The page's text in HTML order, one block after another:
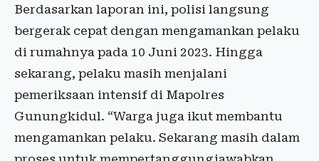
Berdasarkan laporan ini, polisi langsung
bergerak cepat dengan mengamankan pelaku
di rumahnya pada 10 Juni 2023. Hingga
sekarang, pelaku masih menjalani
pemeriksaan intensif di Mapolres
Gunungkidul. “Warga juga ikut membantu
mengamankan pelaku. Sekarang masih dalam